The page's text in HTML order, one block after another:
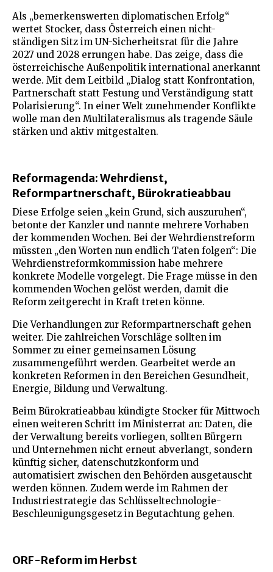
Als „bemerkenswerten diplomatischen Erfolg“
wertet Stocker, dass Österreich einen nicht-
ständigen Sitz im UN-Sicherheitsrat für die Jahre
2027 und 2028 errungen habe. Das zeige, dass die
österreichische Außenpolitik international anerkannt
werde. Mit dem Leitbild „Dialog statt Konfrontation,
Partnerschaft statt Festung und Verständigung statt
Polarisierung“. In einer Welt zunehmender Konflikte
wolle man den Multilateralismus als tragende Säule
stärken und aktiv mitgestalten.
Reformagenda: Wehrdienst,
Reformpartnerschaft, Bürokratieabbau
Diese Erfolge seien „kein Grund, sich auszuruhen“,
betonte der Kanzler und nannte mehrere Vorhaben
der kommenden Wochen. Bei der Wehrdienstreform
müssten „den Worten nun endlich Taten folgen“: Die
Wehrdienstreformkommission habe mehrere
konkrete Modelle vorgelegt. Die Frage müsse in den
kommenden Wochen gelöst werden, damit die
Reform zeitgerecht in Kraft treten könne.
Die Verhandlungen zur Reformpartnerschaft gehen
weiter. Die zahlreichen Vorschläge sollten im
Sommer zu einer gemeinsamen Lösung
zusammengeführt werden. Gearbeitet werde an
konkreten Reformen in den Bereichen Gesundheit,
Energie, Bildung und Verwaltung.
Beim Bürokratieabbau kündigte Stocker für Mittwoch
einen weiteren Schritt im Ministerrat an: Daten, die
der Verwaltung bereits vorliegen, sollten Bürgern
und Unternehmen nicht erneut abverlangt, sondern
künftig sicher, datenschutzkonform und
automatisiert zwischen den Behörden ausgetauscht
werden können. Zudem werde im Rahmen der
Industriestrategie das Schlüsseltechnologie-
Beschleunigungsgesetz in Begutachtung gehen.
ORF-Reform im Herbst